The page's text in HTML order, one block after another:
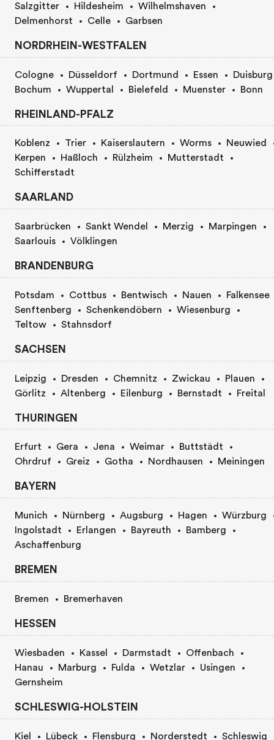
Salzgitter
Hildesheim
Wilhelmshaven
Delmenhorst
Celle Garbsen
NORDRHEIN-WESTFALEN
Cologne Düsseldorf Dortmund Essen
Duisburg
Bochum
Wuppertal Bielefeld Muenster Bonn
RHEINLAND-PFALZ
Koblenz Trier Kaiserslautern Worms
Neuwied
Kerpen
Haßloch Rülzheim
Mutterstadt
Schifferstadt
SAARLAND
Saarbrücken Sankt Wendel Merzig
Marpingen
Saarlouis
Völklingen
BRANDENBURG
Potsdam Cottbus Bentwisch Nauen
Falkensee
Senftenberg
Schenkendöbern
Wiesenburg
Teltow
Stahnsdorf
SACHSEN
Leipzig Dresden Chemnitz Zwickau
Plauen
Görlitz
Altenberg Eilenburg Bernstadt Freital
THURINGEN
Erfurt Gera Jena Weimar
Buttstädt
Ohrdruf
Greiz Gotha Nordhausen Meiningen
BAYERN
Munich Nürnberg Augsburg Hagen
Würzburg
Ingolstadt
Erlangen Bayreuth
Bamberg
Aschaffenburg
BREMEN
Bremen Bremerhaven
HESSEN
Wiesbaden Kassel Darmstadt
Offenbach
Hanau
Marburg Fulda Wetzlar
Usingen
Gernsheim
SCHLESWIG-HOLSTEIN
Kiel Lübeck Flensburg Norderstedt Schleswig